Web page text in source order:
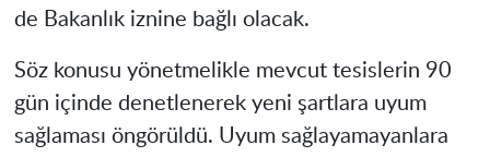
de Bakanlık iznine bağlı olacak.
Söz konusu yönetmelikle mevcut tesislerin 90
gün içinde denetlenerek yeni şartlara uyum
sağlaması öngörüldü. Uyum sağlayamayanlara